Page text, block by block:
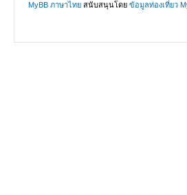
MyBB ภาษาไทย สนับสนุนโดยข้อมูลท่องเที่ยว